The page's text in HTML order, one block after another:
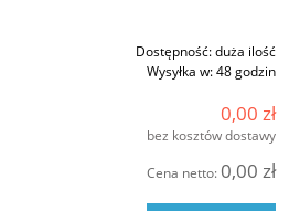
Dostępność:duża ilość
Wysyłka w:48 godzin
0,00 zł
bez kosztów dostawy
Cena netto: 0,00 zł